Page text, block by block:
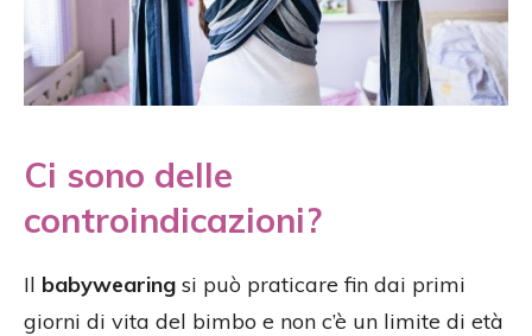
Ci sono delle
controindicazioni?
Il babywearing si può praticare fin dai primi
giorni di vita del bimbo e non c’è un limite di età